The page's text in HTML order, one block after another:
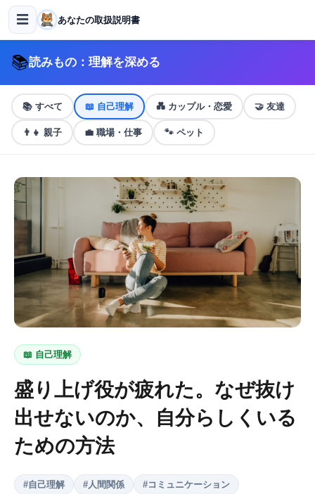
☰ あなたの取扱説明書
📚読みもの：理解を深める
📚 すべて 📖 自己理解 💑 カップル・恋愛 🤝 友達
👨‍👧 親子 💼 職場・仕事 🐾 ペット
📖 自己理解
盛り上げ役が疲れた。なぜ抜け
出せないのか、自分らしくいる
ための方法
#自己理解 # 人間関係 #コミュニケーション